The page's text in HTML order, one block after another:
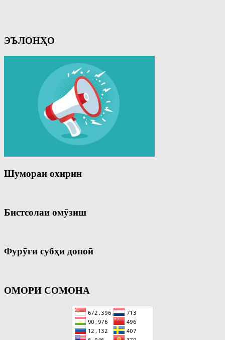
ЭЪЛОНҲО
Шумораи охирин
Бистсолаи омӯзиш
Фурӯғи субҳи доноӣ
ОМОРИ СОМОНА